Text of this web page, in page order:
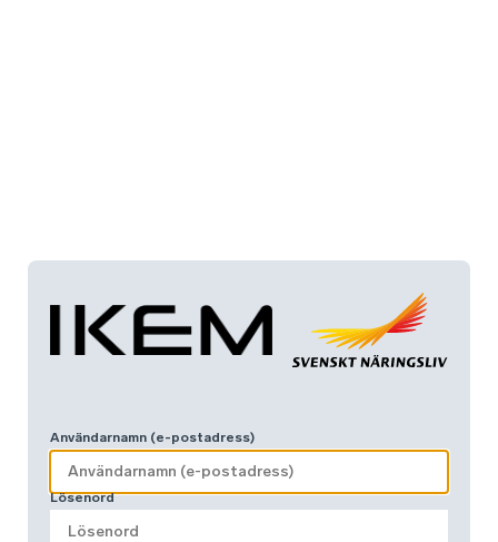
Användarnamn (e-postadress)
Lösenord